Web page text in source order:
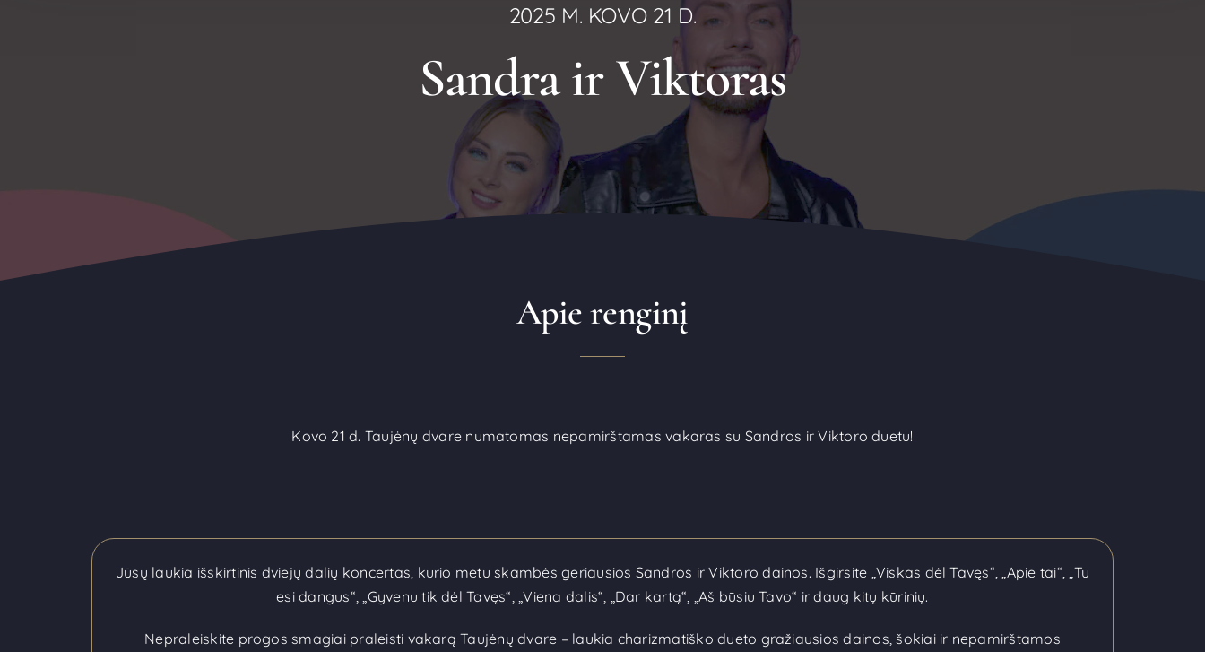
2025 M. KOVO 21 D.
Sandra ir Viktoras
Apie renginį
Kovo 21 d. Taujėnų dvare numatomas nepamirštamas vakaras su Sandros ir Viktoro duetu!
Jūsų laukia išskirtinis dviejų dalių koncertas, kurio metu skambės geriausios Sandros ir Viktoro dainos. Išgirsite „Viskas dėl Tavęs“, „Apie tai“, „Tu
esi dangus“, „Gyvenu tik dėl Tavęs“, „Viena dalis“, „Dar kartą“, „Aš būsiu Tavo“ ir daug kitų kūrinių.
Nepraleiskite progos smagiai praleisti vakarą Taujėnų dvare – laukia charizmatiško dueto gražiausios dainos, šokiai ir nepamirštamos